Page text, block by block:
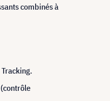
combinés à